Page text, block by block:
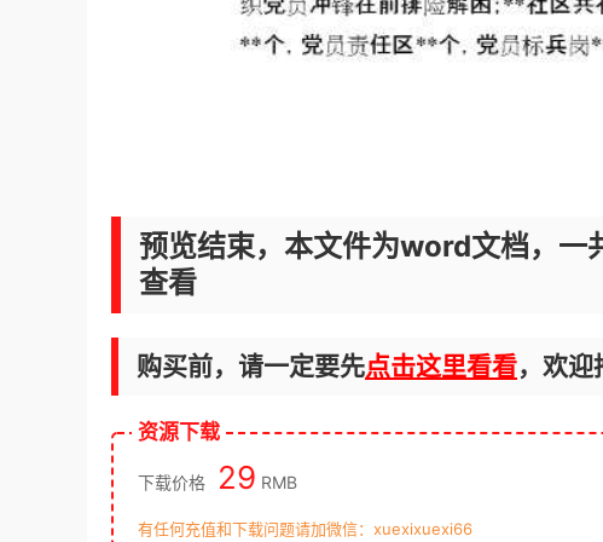
预览结束，本文件为word文档，
查看
购买前，请一定要先点击这里看看，欢迎
资源下载
下载价格 29 RMB
有任何充值和下载问题请加微信：xuexixuexi66